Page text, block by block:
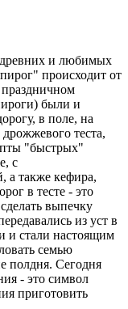
и любимых
происходит от
праздничном
были и
в поле, на
теста,
"быстрых"
с
а также кефира,
в тесте - это
выпечку
из уст в
и стали настоящим
семью
полдня. Сегодня
- это символ
приготовить